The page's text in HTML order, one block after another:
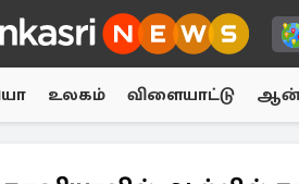
உலகம் விளையாட்டு